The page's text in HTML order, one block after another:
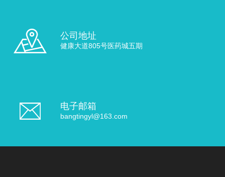
公司地址
健康大道805号医药城五期
电子邮箱
bangtingyl@163.com